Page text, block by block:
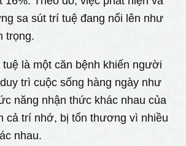
sa sút trí tuệ đang nổi lên như
trọng.
là một căn bệnh khiến người
trì cuộc sống hàng ngày như
năng nhận thức khác nhau của
cả trí nhớ, bị tổn thương vì nhiều
nhau.